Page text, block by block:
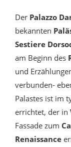
Der Palazzo
bekannten
Sestiere
am Beginn des
und
verbunden-
Palastes ist im
errichtet, der in
Fassade zum
Renaissance